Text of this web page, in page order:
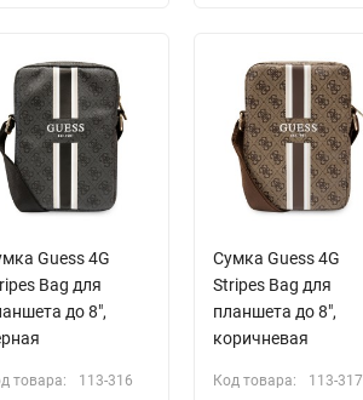
Guess 4G
Bag для
до 8",
товара: 113-316
Сумка Guess 4G
Stripes Bag для
планшета до 8",
коричневая
Код товара: 113-317